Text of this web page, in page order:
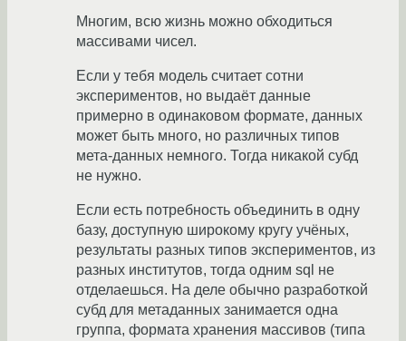
Многим, всю жизнь можно обходиться
массивами чисел.
Если у тебя модель считает сотни
экспериментов, но выдаёт данные
примерно в одинаковом формате, данных
может быть много, но различных типов
мета-данных немного. Тогда никакой субд
не нужно.
Если есть потребность объединить в одну
базу, доступную широкому кругу учёных,
результаты разных типов экспериментов, из
разных институтов, тогда одним sql не
отделаешься. На деле обычно разработкой
субд для метаданных занимается одна
группа, формата хранения массивов (типа